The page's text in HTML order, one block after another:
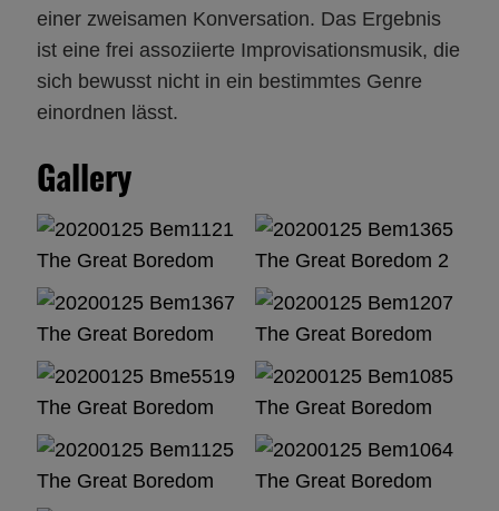
einer zweisamen Konversation. Das Ergebnis
ist eine frei assoziierte Improvisationsmusik, die
sich bewusst nicht in ein bestimmtes Genre
einordnen lässt.
Gallery